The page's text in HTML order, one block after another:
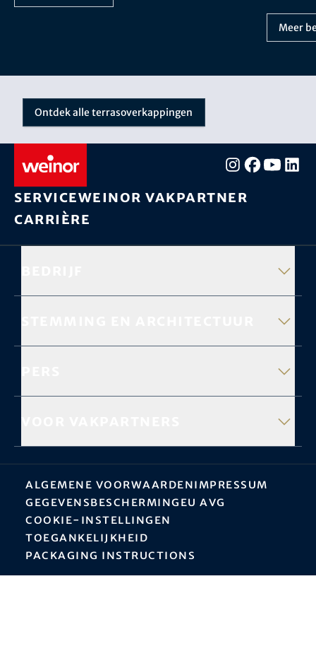
Meer
Ontdek alle terrasoverkappingen
Serviceweinor vakpartner
Carrière
Algemene VoorwaardenImpressum
Gegevensbescherming EU AVG
Cookie-instellingen
Toegankelijkheid
Packaging instructions